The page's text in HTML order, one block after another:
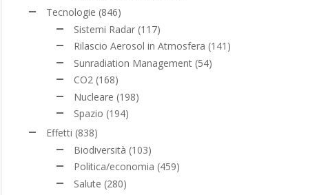
Tecnologie (846)
Sistemi Radar (117)
Rilascio Aerosol in Atmosfera (141)
Sunradiation Management (54)
CO2 (168)
Nucleare (198)
Spazio (194)
Effetti (838)
Biodiversità (103)
Politica/economia (459)
Salute (280)